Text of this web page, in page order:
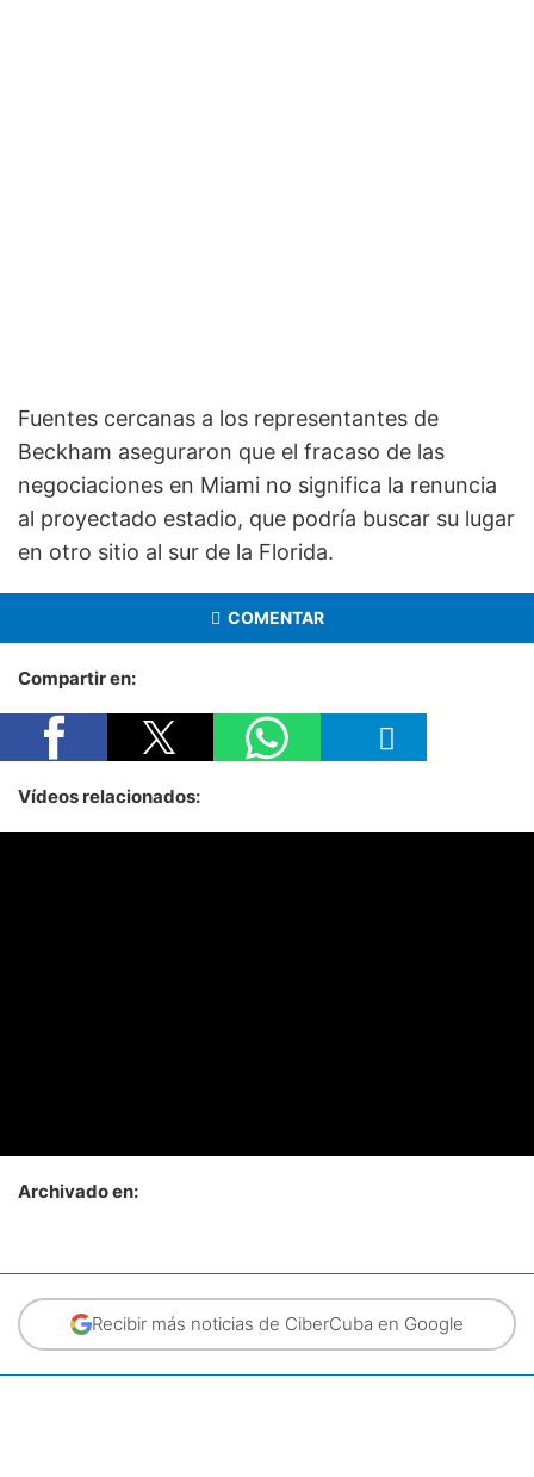
Fuentes cercanas a los representantes de
Beckham aseguraron que el fracaso de las
negociaciones en Miami no significa la renuncia
al proyectado estadio, que podría buscar su lugar
en otro sitio al sur de la Florida.
COMENTAR
Compartir en:
Vídeos relacionados:
Archivado en:
Recibir más noticias de CiberCuba en Google